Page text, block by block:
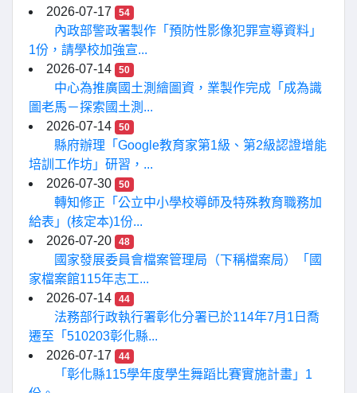
2026-07-17
54
內政部警政署製作「預防性影像犯罪宣導資料」
1份，請學校加強宣...
2026-07-14
50
中心為推廣國土測繪圖資，業製作完成「成為識
圖老馬－探索國土測...
2026-07-14
50
縣府辦理「Google教育家第1級、第2級認證增能
培訓工作坊」研習，...
2026-07-30
50
轉知修正「公立中小學校導師及特殊教育職務加
給表」(核定本)1份...
2026-07-20
48
國家發展委員會檔案管理局（下稱檔案局）「國
家檔案館115年志工...
2026-07-14
44
法務部行政執行署彰化分署已於114年7月1日喬
遷至「510203彰化縣...
2026-07-17
44
「彰化縣115學年度學生舞蹈比賽實施計畫」1